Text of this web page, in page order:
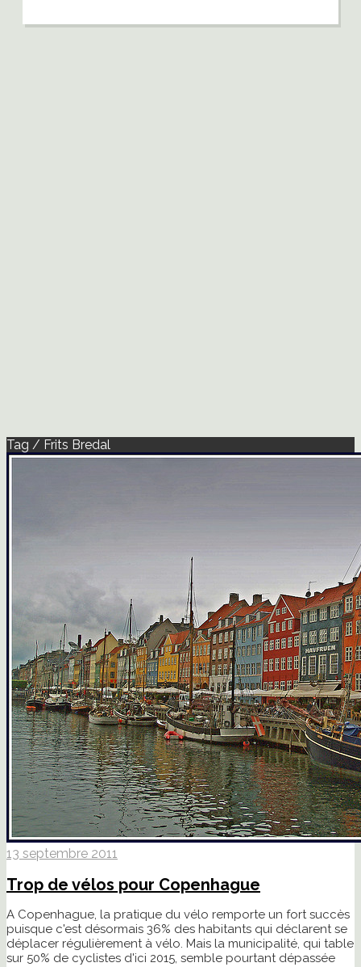
Tag / Frits Bredal
13 septembre 2011
Trop de vélos pour Copenhague
A Copenhague, la pratique du vélo remporte un fort succès
puisque c'est désormais 36% des habitants qui déclarent se
déplacer régulièrement à vélo. Mais la municipalité, qui table
sur 50% de cyclistes d'ici 2015, semble pourtant dépassée